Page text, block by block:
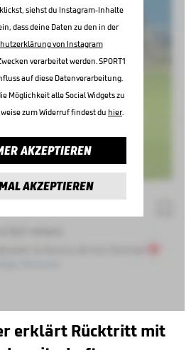
siehst du Instagram-Inhalte
dass deine Daten zu den in der
von Instagram
verarbeitet werden. SPORT1
auf diese Datenverarbeitung.
Möglichkeit alle Social Widgets zu
zum Widerruf findest du hier.
AKZEPTIEREN
AKZEPTIEREN
erklärt Rücktritt mit